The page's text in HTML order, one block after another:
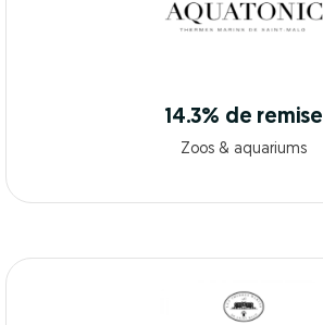
14.3% de remise
Zoos & aquariums